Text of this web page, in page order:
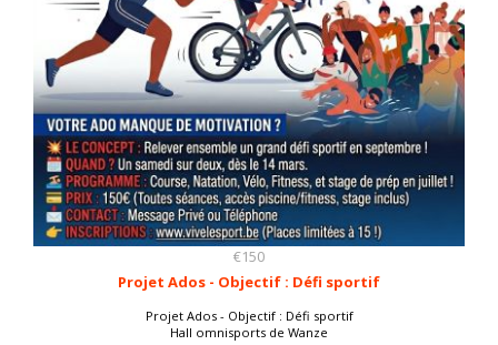
€150
Projet Ados - Objectif : Défi sportif
Projet Ados - Objectif : Défi sportif
Hall omnisports de Wanze